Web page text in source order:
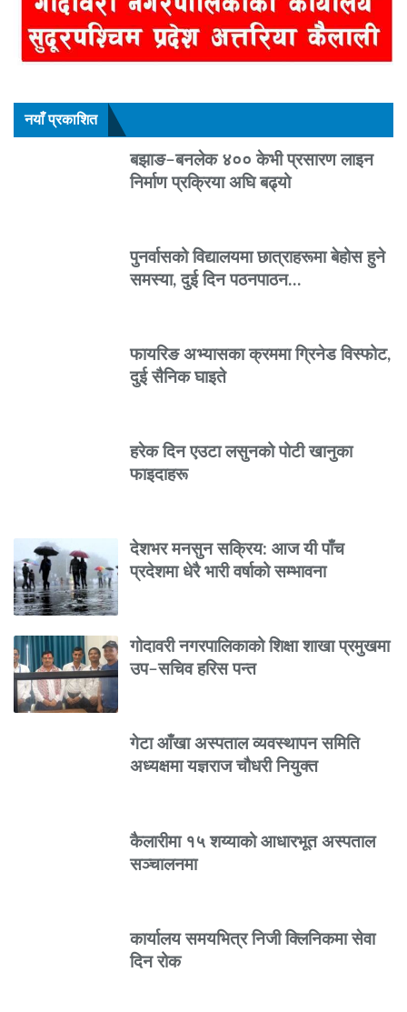
नयाँ प्रकाशित
बझाङ–बनलेक ४०० केभी प्रसारण लाइन
निर्माण प्रक्रिया अघि बढ्यो
पुनर्वासको विद्यालयमा छात्राहरूमा बेहोस हुने
समस्या, दुई दिन पठनपाठन…
फायरिङ अभ्यासका क्रममा ग्रिनेड विस्फोट,
दुई सैनिक घाइते
हरेक दिन एउटा लसुनको पोटी खानुका
फाइदाहरू
देशभर मनसुन सक्रिय: आज यी पाँच
प्रदेशमा धेरै भारी वर्षाको सम्भावना
गोदावरी नगरपालिकाको शिक्षा शाखा प्रमुखमा
उप–सचिव हरिस पन्त
गेटा आँखा अस्पताल व्यवस्थापन समिति
अध्यक्षमा यज्ञराज चौधरी नियुक्त
कैलारीमा १५ शय्याको आधारभूत अस्पताल
सञ्चालनमा
कार्यालय समयभित्र निजी क्लिनिकमा सेवा
दिन रोक